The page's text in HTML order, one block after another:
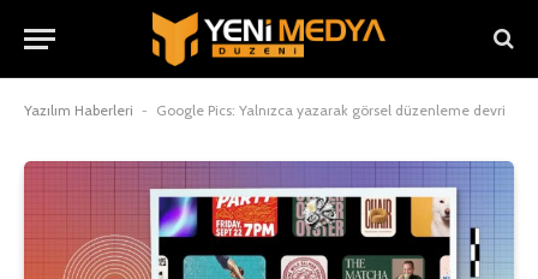
Yazılım Haberleri - Google Pics: Yalnızca yazarak görsel düzenleme devri